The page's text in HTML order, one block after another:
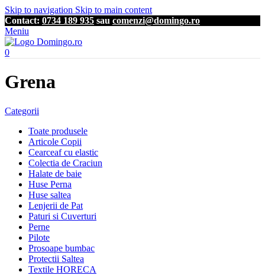
Skip to navigation Skip to main content
Contact: 0734 189 935 sau comenzi@domingo.ro
Meniu
0
Grena
Categorii
Toate produsele
Articole Copii
Cearceaf cu elastic
Colectia de Craciun
Halate de baie
Huse Perna
Huse saltea
Lenjerii de Pat
Paturi si Cuverturi
Perne
Pilote
Prosoape bumbac
Protectii Saltea
Textile HORECA